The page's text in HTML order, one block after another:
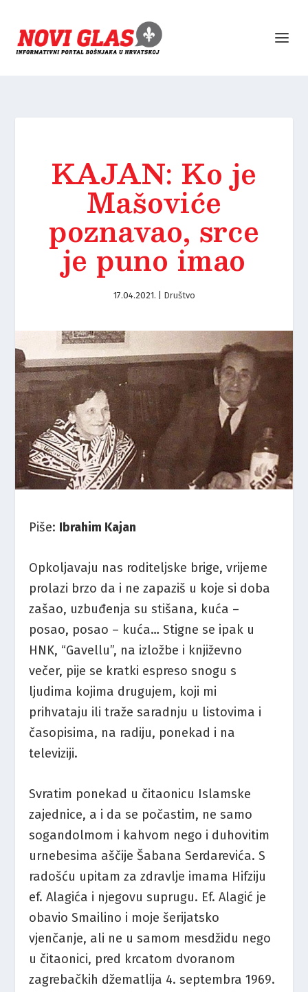
KAJAN: Ko je
Mašoviće
poznavao, srce
je puno imao
17.04.2021. Društvo
Piše: Ibrahim Kajan
Opkoljavaju nas roditeljske brige, vrijeme
prolazi brzo da i ne zapaziš u koje si doba
zašao, uzbuđenja su stišana, kuća –
posao, posao – kuća… Stigne se ipak u
HNK, “Gavellu”, na izložbe i književno
večer, pije se kratki espreso snogu s
ljudima kojima drugujem, koji mi
prihvataju ili traže saradnju u listovima i
časopisima, na radiju, ponekad i na
televiziji.
Svratim ponekad u čitaonicu Islamske
zajednice, a i da se počastim, ne samo
sogandolmom i kahvom nego i duhovitim
urnebesima aščije Šabana Serdarevića. S
radošću upitam za zdravlje imama Hifziju
ef. Alagića i njegovu suprugu. Ef. Alagić je
obavio Smailino i moje šerijatsko
vjenčanje, ali ne u samom mesdžidu nego
u čitaonici, pred krcatom dvoranom
zagrebačkih džematlija 4. septembra 1969.